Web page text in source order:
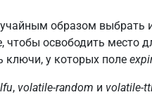
образом выбрать
чтобы освободить место
ключи, у которых поле
, volatile-random и volatile-